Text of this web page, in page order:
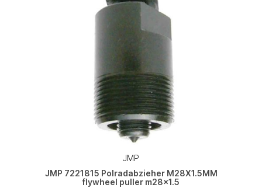
JMP
JMP 7221815 Polradabzieher M28X1.5MM
flywheel puller m28x1.5